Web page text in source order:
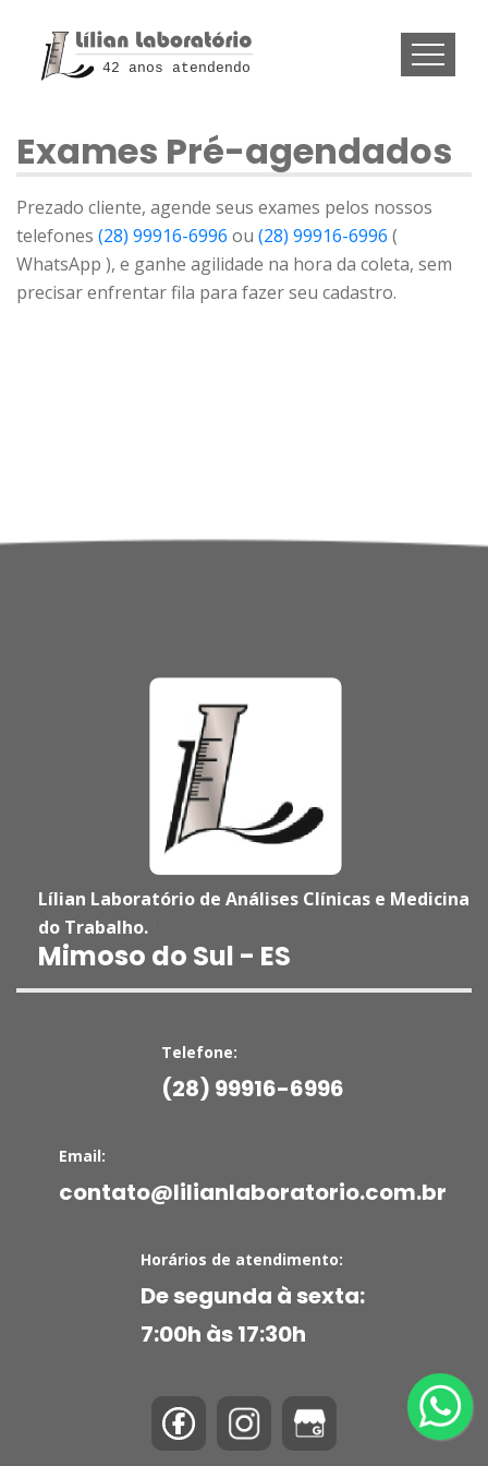
42 anos atendendo
Exames Pré-agendados
Prezado cliente, agende seus exames pelos nossos
telefones (28) 99916-6996 ou (28) 99916-6996 (
WhatsApp ), e ganhe agilidade na hora da coleta, sem
precisar enfrentar fila para fazer seu cadastro.
Lílian Laboratório de Análises Clínicas e Medicina
do Trabalho.
Mimoso do Sul - ES
Telefone:
(28) 99916-6996
Email:
contato@lilianlaboratorio.com.br
Horários de atendimento:
De segunda à sexta:
7:00h às 17:30h